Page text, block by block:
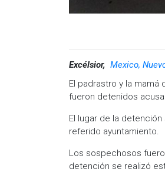
Excélsior, Mexico,
El padrastro y la mamá
fueron detenidos
El lugar de la
referido ayuntamiento.
Los sospechosos
detención se realizó